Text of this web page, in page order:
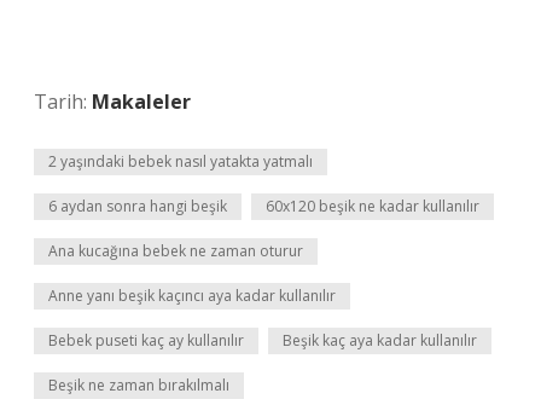
Tarih: Makaleler
2 yaşındaki bebek nasıl yatakta yatmalı
6 aydan sonra hangi beşik 60x120 beşik ne kadar kullanılır
Ana kucağına bebek ne zaman oturur
Anne yanı beşik kaçıncı aya kadar kullanılır
Bebek puseti kaç ay kullanılır Beşik kaç aya kadar kullanılır
Beşik ne zaman bırakılmalı